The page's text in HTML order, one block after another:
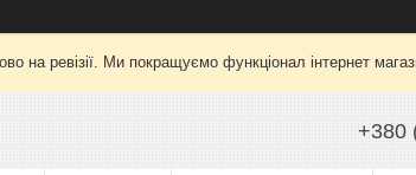
на ревізії. Ми покращуємо функціонал інтернет
+380